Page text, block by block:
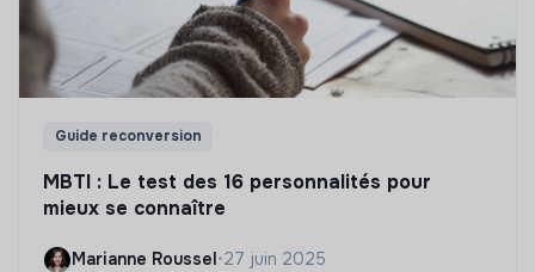
Guide reconversion
MBTI : Le test des 16 personnalités pour
mieux se connaître
Marianne Roussel•27 juin 2025